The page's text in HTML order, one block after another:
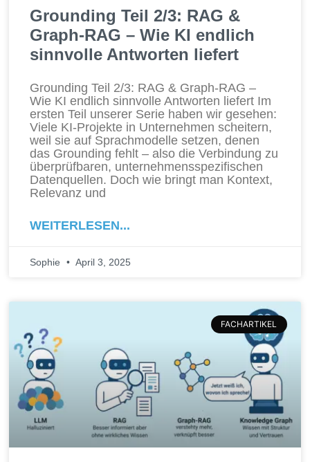
Grounding Teil 2/3: RAG &
Graph-RAG – Wie KI endlich
sinnvolle Antworten liefert
Grounding Teil 2/3: RAG & Graph-RAG –
Wie KI endlich sinnvolle Antworten liefert Im
ersten Teil unserer Serie haben wir gesehen:
Viele KI-Projekte in Unternehmen scheitern,
weil sie auf Sprachmodelle setzen, denen
das Grounding fehlt – also die Verbindung zu
überprüfbaren, unternehmensspezifischen
Datenquellen. Doch wie bringt man Kontext,
Relevanz und
WEITERLESEN...
Sophie April 3, 2025
FACHARTIKEL